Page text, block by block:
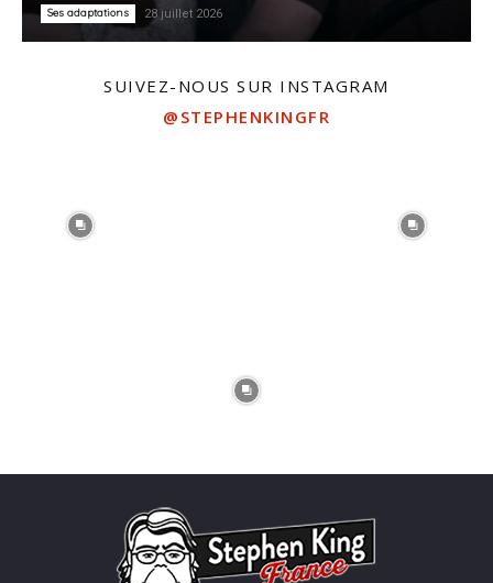
Ses adaptations 28 juillet 2026
SUIVEZ-NOUS SUR INSTAGRAM
@STEPHENKINGFR